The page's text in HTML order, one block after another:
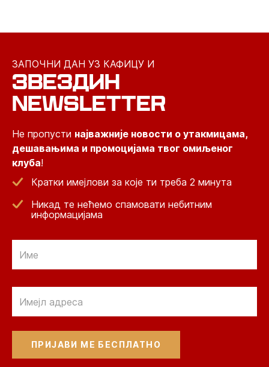
ЗАПОЧНИ ДАН УЗ КАФИЦУ И
ЗВЕЗДИН
NEWSLETTER
Не пропусти најважније новости о утакмицама,
дешавањима и промоцијама твог омиљеног
клуба!
Кратки имејлови за које ти треба 2 минута
Никад те нећемо спамовати небитним
информацијама